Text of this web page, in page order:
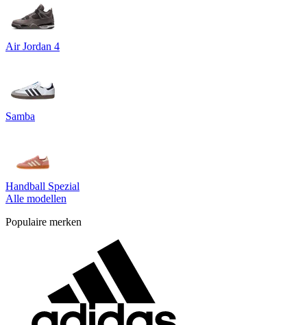
Air Jordan 4
Samba
Handball Spezial
Alle modellen
Populaire merken